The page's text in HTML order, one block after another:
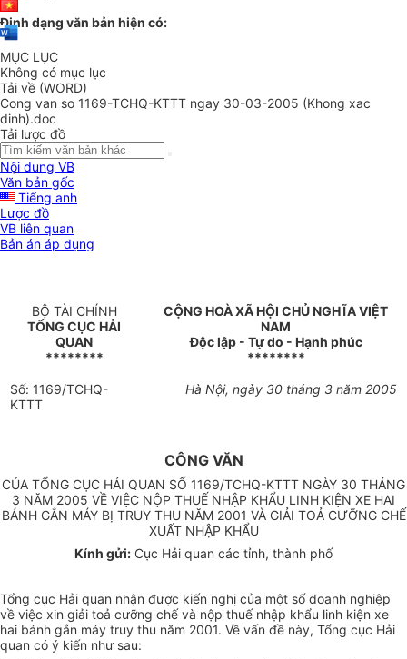
Định dạng văn bản hiện có:
MỤC LỤC
Không có mục lục
Tải về (WORD)
Cong van so 1169-TCHQ-KTTT ngay 30-03-2005 (Khong xac
dinh).doc
Tải lược đồ
Nội dung VB
Văn bản gốc
Tiếng anh
Lược đồ
VB liên quan
Bản án áp dụng
BỘ TÀI CHÍNH
TỔNG CỤC HẢI
QUAN
********
CỘNG HOÀ XÃ HỘI CHỦ NGHĨA VIỆT
NAM
Độc lập - Tự do - Hạnh phúc
********
Số: 1169/TCHQ-
KTTT
Hà Nội, ngày 30 tháng 3 năm 2005
CÔNG VĂN
CỦA TỔNG CỤC HẢI QUAN SỐ 1169/TCHQ-KTTT NGÀY 30 THÁNG
3 NĂM 2005 VỀ VIỆC NỘP THUẾ NHẬP KHẨU LINH KIỆN XE HAI
BÁNH GẮN MÁY BỊ TRUY THU NĂM 2001 VÀ GIẢI TOẢ CƯỠNG CHẾ
XUẤT NHẬP KHẨU
Kính gửi: Cục Hải quan các tỉnh, thành phố
Tổng cục Hải quan nhận được kiến nghị của một số doanh nghiệp
về việc xin giải toả cưỡng chế và nộp thuế nhập khẩu linh kiện xe
hai bánh gắn máy truy thu năm 2001. Về vấn đề này, Tổng cục Hải
quan có ý kiến như sau: